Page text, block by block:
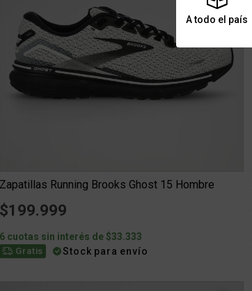
A todo el país
Zapatillas Running Brooks Ghost 15 Hombre
$199.999
6 cuotas sin interés de $33.333
Gratis Stock para envío